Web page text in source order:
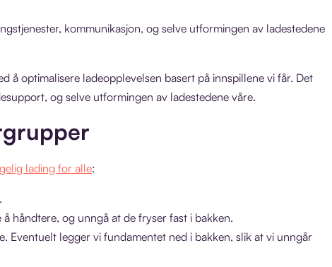
kommunikasjon, og selve utformingen av ladestedene
å optimalisere ladeopplevelsen basert på innspillene vi får. Det
og selve utformingen av ladestedene våre.
lading for alle:
håndtere, og unngå at de fryser fast i bakken.
legger vi fundamentet ned i bakken, slik at vi unngår